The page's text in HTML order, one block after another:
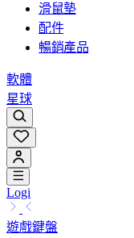
滑鼠墊
配件
暢銷產品
軟體
星球
Logi
遊戲鍵盤